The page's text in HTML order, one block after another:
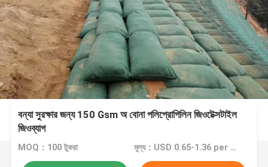
বন্যা সুরক্ষার জন্য 150 Gsm অ বোনা পলিপ্রোপিলিন জিওটেক্সটাইল
জিওব্যাগ
MOQ：100 টুকরা মূল্য：USD 0.65-1.36 per piece